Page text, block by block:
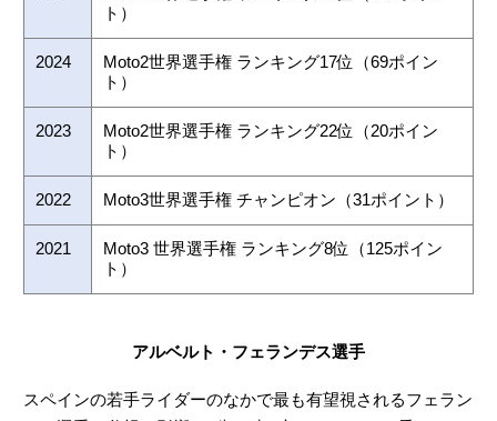
ト）
2024
Moto2世界選手権 ランキング17位（69ポイン
ト）
2023
Moto2世界選手権 ランキング22位（20ポイン
ト）
2022 Moto3世界選手権 チャンピオン（31ポイント）
2021
Moto3 世界選手権 ランキング8位（125ポイン
ト）
アルベルト・フェランデス選手
スペインの若手ライダーのなかで最も有望視されるフェラン